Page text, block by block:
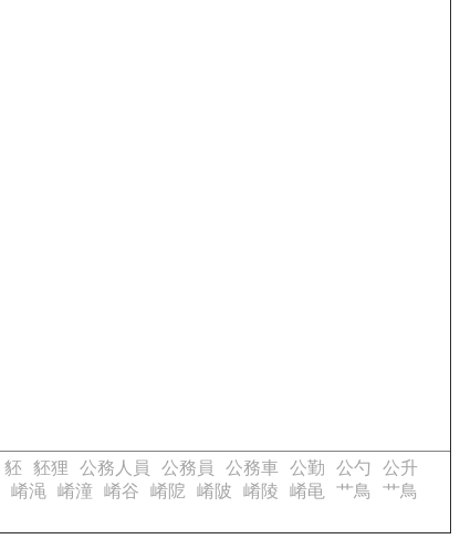
豾 豾狸 公務人員 公務員 公務車 公勤 公勺
公升
崤渑 崤潼 崤谷 崤阸 崤陂 崤陵 崤黾 艹鳥
艹鳥